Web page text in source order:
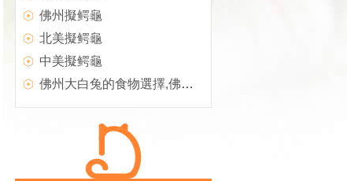
佛州擬鳄龜
北美擬鳄龜
中美擬鳄龜
佛州大白兔的食物選擇,佛州大白兔的護理知識